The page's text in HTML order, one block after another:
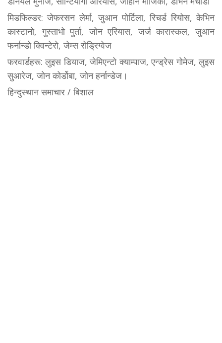
मिडफिल्डर: जेफरसन लेर्मा, जुआन पोर्टिला, रिचर्ड रियोस, केभिन
कास्टानो, गुस्ताभो पुर्ता, जोन एरियास, जर्ज कारास्कल, जुआन
फर्नान्डो क्विन्टेरो, जेम्स रोड्रिग्वेज
फरवार्डहरू: लुइस डियाज, जेमिएन्टो क्याम्पाज, एन्ड्रेस गोमेज, लुइस
सुआरेज, जोन कोर्डोबा, जोन हर्नान्डेज।
हिन्दुस्थान समाचार / बिशाल